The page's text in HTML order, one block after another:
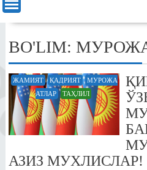
BO'LIM:
ЖАМИЯТ ҚАДРИЯТ
МУРОЖА
АТЛАР
ТАҲЛИЛ
АЗИЗ МУХЛИСЛАР!